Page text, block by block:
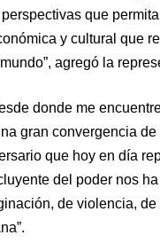
que
y cultural que
agregó la
donde me
gran convergencia
que hoy en día
del poder nos
de violencia,